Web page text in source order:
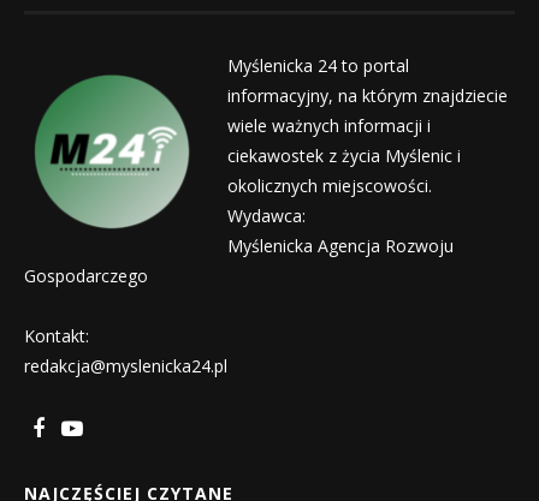
Myślenicka 24 to portal
informacyjny, na którym znajdziecie
wiele ważnych informacji i
ciekawostek z życia Myślenic i
okolicznych miejscowości.
Wydawca:
Myślenicka Agencja Rozwoju
Gospodarczego
Kontakt:
redakcja@myslenicka24.pl
NAJCZĘŚCIEJ CZYTANE